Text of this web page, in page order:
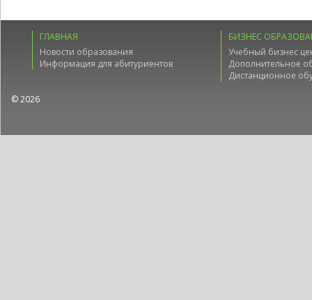
ГЛАВНАЯ
Новости образования
Информация для абитуриентов
БИЗНЕС
Учебный бизнес
Дополнительное
Дистанционное
© 2026